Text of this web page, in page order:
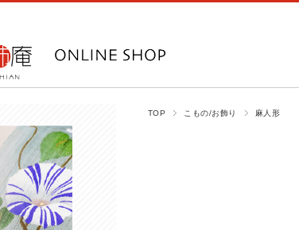
TOP こもの/お飾り 麻人形